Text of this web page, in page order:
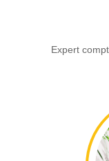
Expert